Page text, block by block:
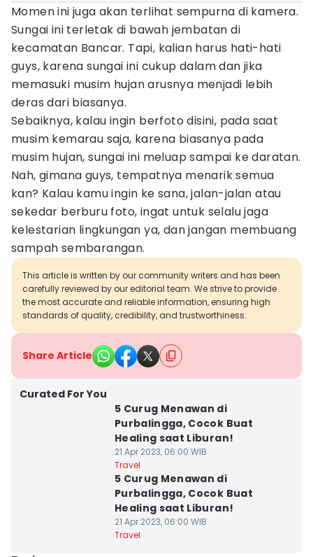
Momen ini juga akan terlihat sempurna di kamera.
Sungai ini terletak di bawah jembatan di
kecamatan Bancar. Tapi, kalian harus hati-hati
guys, karena sungai ini cukup dalam dan jika
memasuki musim hujan arusnya menjadi lebih
deras dari biasanya.
Sebaiknya, kalau ingin berfoto disini, pada saat
musim kemarau saja, karena biasanya pada
musim hujan, sungai ini meluap sampai ke daratan.
Nah, gimana guys, tempatnya menarik semua
kan? Kalau kamu ingin ke sana, jalan-jalan atau
sekedar berburu foto, ingat untuk selalu jaga
kelestarian lingkungan ya, dan jangan membuang
sampah sembarangan.
This article is written by our community writers and has been
carefully reviewed by our editorial team. We strive to provide
the most accurate and reliable information, ensuring high
standards of quality, credibility, and trustworthiness.
Share Article
Curated For You
5 Curug Menawan di
Purbalingga, Cocok Buat
Healing saat Liburan!
21 Apr 2023, 06:00 WIB
Travel
5 Curug Menawan di
Purbalingga, Cocok Buat
Healing saat Liburan!
21 Apr 2023, 06:00 WIB
Travel